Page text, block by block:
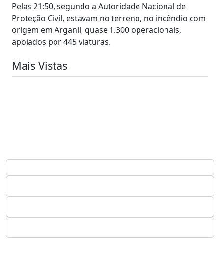
Pelas 21:50, segundo a Autoridade Nacional de
Proteção Civil, estavam no terreno, no incêndio com
origem em Arganil, quase 1.300 operacionais,
apoiados por 445 viaturas.
Mais Vistas